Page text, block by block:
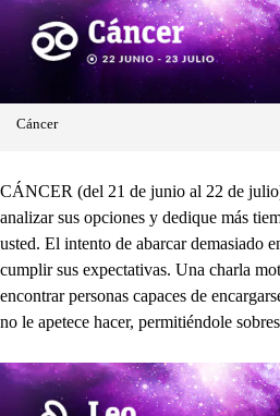
Cáncer
CÁNCER (del 21 de junio al 22 de
analizar sus opciones y dedique más
usted. El intento de abarcar demasiado
cumplir sus expectativas. Una charla
encontrar personas capaces de
no le apetece hacer, permitiéndole